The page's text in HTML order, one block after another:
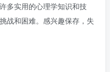
多实用的心理学知识和技
战和困难。感兴趣保存，失